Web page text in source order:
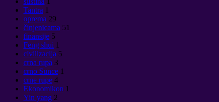
Tantra 1
oprema 29
činjenicama 51
finansije 5
Feng shui 1
civilizacija 5
crna rupa 3
crno Sunce 1
crne rupe 4
Ekonomikon 1
Yin yang 2